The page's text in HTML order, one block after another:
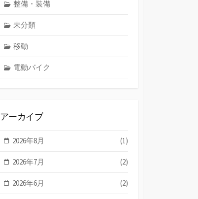
整備・装備
未分類
移動
電動バイク
アーカイブ
2026年8月 (1)
2026年7月 (2)
2026年6月 (2)